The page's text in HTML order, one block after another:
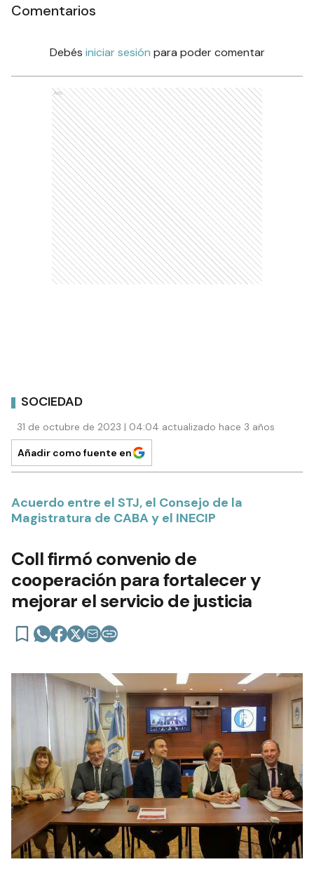
Comentarios
Debés iniciar sesión para poder comentar
Ads
SOCIEDAD
31 de octubre de 2023 | 04:04 actualizado hace 3 años
Añadir como fuente en
Acuerdo entre el STJ, el Consejo de la
Magistratura de CABA y el INECIP
Coll firmó convenio de
cooperación para fortalecer y
mejorar el servicio de justicia